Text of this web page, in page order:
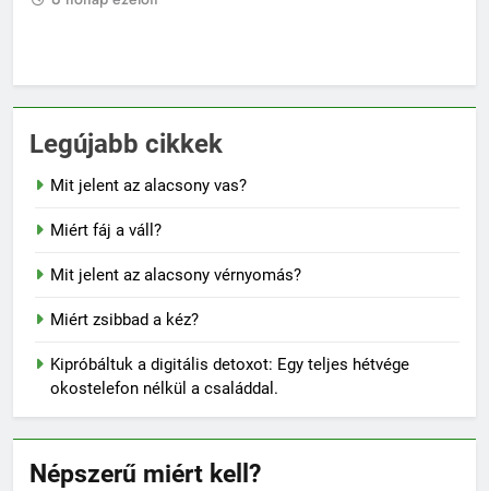
Legújabb cikkek
Mit jelent az alacsony vas?
Miért fáj a váll?
Mit jelent az alacsony vérnyomás?
Miért zsibbad a kéz?
Kipróbáltuk a digitális detoxot: Egy teljes hétvége
okostelefon nélkül a családdal.
Népszerű miért kell?